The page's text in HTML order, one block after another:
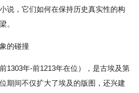
说，它们如何在保持历史真实性的构
。
的碰撞
1303年-前1213年在位），是古埃及第
期间不仅扩大了埃及的版图，还兴建